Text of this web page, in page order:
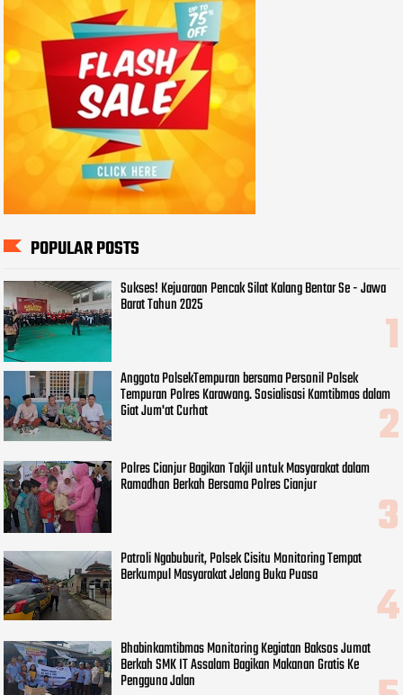
POPULAR POSTS
Sukses! Kejuaraan Pencak Silat Kalang Bentar Se - Jawa
Barat Tahun 2025
Anggota PolsekTempuran bersama Personil Polsek
Tempuran Polres Karawang. Sosialisasi Kamtibmas dalam
Giat Jum'at Curhat
Polres Cianjur Bagikan Takjil untuk Masyarakat dalam
Ramadhan Berkah Bersama Polres Cianjur
Patroli Ngabuburit, Polsek Cisitu Monitoring Tempat
Berkumpul Masyarakat Jelang Buka Puasa
Bhabinkamtibmas Monitoring Kegiatan Baksos Jumat
Berkah SMK IT Assalam Bagikan Makanan Gratis Ke
Pengguna Jalan